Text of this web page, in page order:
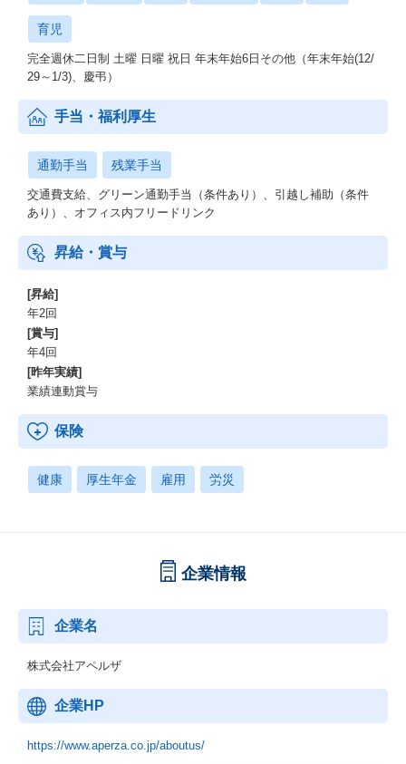
育児
完全週休二日制 土曜 日曜 祝日 年末年始6日その他（年末年始(12/
29～1/3)、慶弔）
手当・福利厚生
通勤手当 残業手当
交通費支給、グリーン通勤手当（条件あり）、引越し補助（条件
あり）、オフィス内フリードリンク
昇給・賞与
[昇給]
年2回
[賞与]
年4回
[昨年実績]
業績連動賞与
保険
健康 厚生年金 雇用 労災
企業情報
企業名
株式会社アペルザ
企業HP
https://www.aperza.co.jp/aboutus/